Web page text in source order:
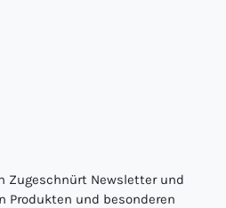
Zugeschnürt Newsletter und
Produkten und besonderen